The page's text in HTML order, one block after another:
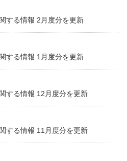
する情報 2月度分を更新
する情報 1月度分を更新
する情報 12月度分を更新
する情報 11月度分を更新